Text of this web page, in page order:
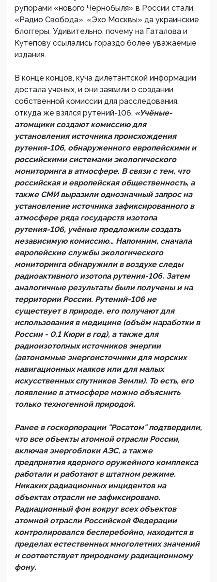
рупорами «нового Чернобыля» в России стали
«Радио Свобода», «Эхо Москвы» да украинские
блоггеры. Удивительно, почему на Гаталова и
Кутепову ссылались гораздо более уважаемые
издания.
В конце концов, куча дилетантской информации
достала ученых, и они заявили о создании
собственной комиссии для расследования,
откуда же взялся рутений-106. «Учёные-
атомщики создают комиссию для
установления источника происхождения
рутения-106, обнаруженного европейскими и
российскими системами экологического
мониторинга в атмосфере. В связи с тем, что
российская и европейская общественность, а
также СМИ выразили однозначный запрос на
установление источника зафиксированного в
атмосфере ряда государств изотопа
рутения-106, учёные предложили создать
независимую комиссию… Напомним, сначала
европейские службы экологического
мониторинга обнаружили в воздухе следы
радиоактивного изотопа рутения-106. Затем
аналогичные результаты были получены и на
территории России. Рутений-106 не
существует в природе, его получают для
использования в медицине (объём наработки в
России - 0,1 Кюри в год), а также для
радиоизотопных источников энергии
(автономные энергоисточники для морских
навигационных маяков или для малых
искусственных спутников Земли). То есть, его
появление в атмосфере можно объяснить
только техногенной природой.
Ранее в госкорпорации "Росатом" подтвердили,
что все объекты атомной отрасли России,
включая энергоблоки АЭС, а также
предприятия ядерного оружейного комплекса
работали и работают в штатном режиме.
Никаких радиационных инцидентов на
объектах отрасли не зафиксировано.
Радиационный фон вокруг всех объектов
атомной отрасли Российской Федерации
контролировался бесперебойно, находится в
пределах естественных многолетних значений
и соответствует природному радиационному
фону.